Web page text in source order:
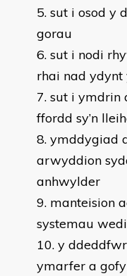
sut i osod y
gorau
sut i nodi
rhai nad ydynt
sut i ymdrin
ffordd sy’n
ymddygiad
arwyddion
anhwylder
manteision
systemau
y
ymarfer a